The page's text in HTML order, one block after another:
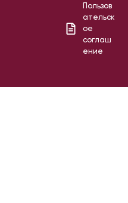
Пользов
ательск
ое
соглаш
ение